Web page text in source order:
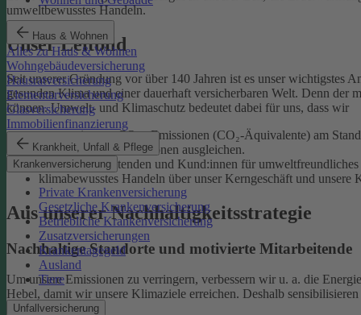
Haus & Wohnen
Alles zu Haus & Wohnen
Wohngebäudeversicherung
Hausratversicherung
Elementarversicherung
Glasversicherung
Immobilienfinanzierung
Krankheit, Unfall & Pflege
Krankenversicherung
Private Krankenversicherung
Gesetzliche Krankenversicherung
Betriebliche Krankenversicherung
Zusatzversicherungen
Krankentagegeld
Ausland
Tiere
Unfallversicherung
umweltbewusstes Handeln.
Unser Leitbild
Seit unserer Gründung vor über 140 Jahren ist es unser wichtigstes
gesunden Klima und einer dauerhaft versicherbaren Welt. Denn der
können.Umwelt- und Klimaschutz bedeutet dabei für uns, dass wir
unsere eigenen CO₂e-Emissionen (CO₂-Äquivalente) am
unvermeidliche Emissionen ausgleichen.
unsere Mitarbeitenden und Kund:innen für
klimabewusstes Handeln über unser Kerngeschäft und unsere
Aus unserer Nachhaltigkeitsstrategie
Nachhaltige Standorte und motivierte Mitarbeitende
Um unsere Emissionen zu verringern, verbessern wir u. a. die
Hebel, damit wir unsere Klimaziele erreichen. Deshalb